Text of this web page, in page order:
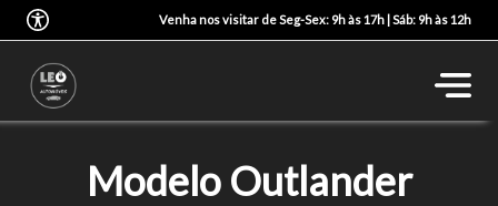
Venha nos visitar de Seg-Sex: 9h às 17h | Sáb: 9h às 12h
Modelo Outlander